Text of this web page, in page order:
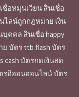
ชื่อหมุนเวียน สินเชื่อ
ลน์ถูกกฎหมาย เงิน
คคล สินเชื่อ happy
ย บัตร ttb flash บัตร
cash บัตรกดเงินสด
รอิออนออนไลน์ บัตร